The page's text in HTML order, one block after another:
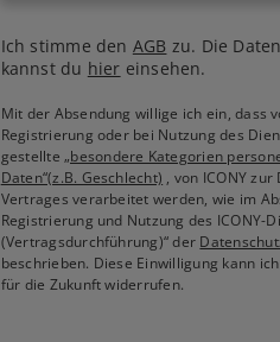
Ich stimme den AGB zu. Die
kannst du hier einsehen.
Mit der Absendung willige ich ein, dass
Registrierung oder bei Nutzung des
gestellte„besondere Kategorien
Daten“(z.B. Geschlecht) , von ICONY
Vertrages verarbeitet werden, wie im
Registrierung und Nutzung des ICONY-
(Vertragsdurchführung)“ der
beschrieben. Diese Einwilligung kann
für die Zukunft widerrufen.